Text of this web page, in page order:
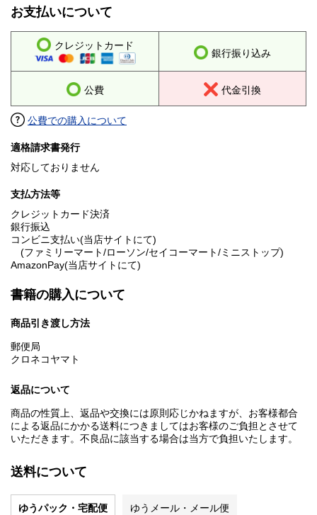
お支払いについて
クレジットカード
銀行振り込み
公費 代金引換
公費での購入について
適格請求書発行
対応しておりません
支払方法等
クレジットカード決済
銀行振込
コンビニ支払い(当店サイトにて)
(ファミリーマート/ローソン/セイコーマート/ミニストップ)
AmazonPay(当店サイトにて)
書籍の購入について
商品引き渡し方法
郵便局
クロネコヤマト
返品について
商品の性質上、返品や交換には原則応じかねますが、お客様都合
による返品にかかる送料につきましてはお客様のご負担とさせて
いただきます。不良品に該当する場合は当方で負担いたします。
送料について
ゆうパック・宅配便 ゆうメール・メール便